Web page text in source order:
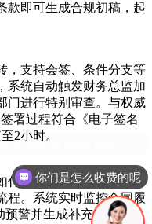
款即可生成合规初稿，起
，支持会签、条件分支等
系统自动触发财务总监加
门进行特别审查。与权威
署过程符合《电子签名
2小时。
付款日前3天自动通知财
程。系统实时监控合同履
警并生成补充协议草
你们是怎么收费的呢